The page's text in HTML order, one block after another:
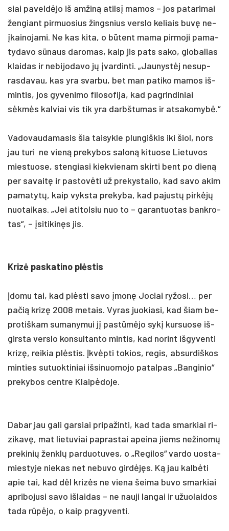
siai pa­veldė­jo iš am­žiną atilsį ma­mos – jos pa­ta­ri­mai
žen­giant pir­muo­sius žings­nius vers­lo ke­liais buvę ne­
įkai­no­ja­mi. Ne kas ki­ta, o būtent ma­ma pir­mo­ji pa­ma­
ty­da­vo sūnaus da­ro­mas, kaip jis pa­ts sa­ko, glo­ba­lias
klai­das ir ne­bi­jo­da­vo jų įvar­din­ti. „Jau­nystėj ne­sup­
ras­da­vau, kas yra svar­bu, bet man pa­ti­ko ma­mos iš­
min­tis, jos gy­ve­ni­mo fi­lo­so­fi­ja, kad pa­grin­di­niai
sėkmės kal­viai vis tik yra darbš­tu­mas ir at­sa­ko­mybė.“
Va­do­vau­da­ma­sis šia tai­syk­le plun­giš­kis iki šiol, nors
jau tu­ri ne vieną pre­ky­bos sa­loną ki­tuo­se Lie­tu­vos
mies­tuo­se, sten­gia­si kiek­vie­nam skir­ti bent po dieną
per sa­vaitę ir pa­stovė­ti už pre­kys­ta­lio, kad sa­vo akim
pa­ma­tytų, kaip vyks­ta pre­ky­ba, kad pa­justų pirkėjų
nuo­tai­kas. „Jei ati­tol­siu nuo to – ga­ran­tuo­tas bank­ro­
tas“, – įsi­ti­kinęs jis.
Krizė pa­ska­ti­no plėstis
Įdo­mu tai, kad plėsti sa­vo įmonę Jo­ciai ry­žo­si… per
pa­čią krizę 2008 me­tais. Vy­ras juo­kia­si, kad šiam be­
pro­tiš­kam su­ma­ny­mui jį pa­stūmėjo sykį kur­suo­se iš­
girs­ta vers­lo kon­sul­tan­to min­tis, kad no­rint iš­gy­ven­ti
krizę, rei­kia plėstis. Įkvėpti to­kios, re­gis, ab­sur­diš­kos
min­ties su­tuok­ti­niai iš­si­nuo­mo­jo pa­tal­pas „Ban­gi­nio“
pre­ky­bos cent­re Klaipė­do­je.
Da­bar jau ga­li gar­siai pri­pa­žin­ti, kad ta­da smar­kiai ri­
zi­kavę, mat lie­tu­viai pa­pras­tai apei­na jiems ne­ži­nomų
pre­ki­nių ženklų par­duo­tu­ves, o „Re­gi­los“ var­do uos­ta­
mies­ty­je nie­kas net ne­bu­vo girdėjęs. Ką jau kalbė­ti
apie tai, kad dėl krizės ne vie­na šei­ma bu­vo smar­kiai
ap­ri­bo­ju­si sa­vo iš­lai­das – ne nau­ji lan­gai ir užuo­lai­dos
ta­da rūpėjo, o kaip pra­gy­ven­ti.